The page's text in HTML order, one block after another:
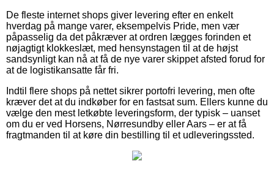
De fleste internet shops giver levering efter en enkelt
hverdag på mange varer, eksempelvis Pride, men vær
påpasselig da det påkræver at ordren lægges forinden et
nøjagtigt klokkeslæt, med hensynstagen til at de højst
sandsynligt kan nå at få de nye varer skippet afsted forud for
at de logistikansatte får fri.
Indtil flere shops på nettet sikrer portofri levering, men ofte
kræver det at du indkøber for en fastsat sum. Ellers kunne du
vælge den mest letkøbte leveringsform, der typisk – uanset
om du er ved Horsens, Nørresundby eller Aars – er at få
fragtmanden til at køre din bestilling til et udleveringssted.